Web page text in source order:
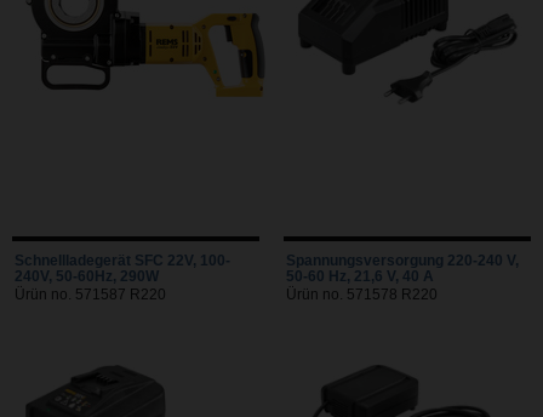
Schnellladegerät SFC 22V, 100-
240V, 50-60Hz, 290W
Ürün no. 571587 R220
Spannungsversorgung 220-240 V,
50-60 Hz, 21,6 V, 40 A
Ürün no. 571578 R220